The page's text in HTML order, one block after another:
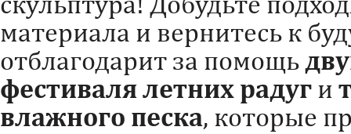
материала и вернитесь к
отблагодарит за помощь
фестиваля летних радуг и
влажного песка, которые